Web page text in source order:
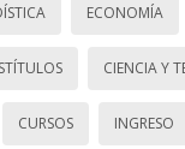
ECONOMÍA
CIENCIA Y
CURSOS INGRESO